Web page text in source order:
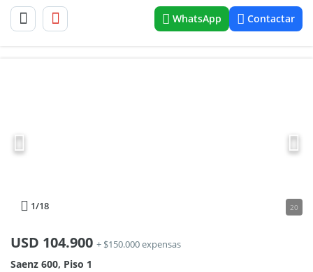
WhatsApp Contactar
1/18 20
USD 104.900 + $150.000 expensas
Saenz 600, Piso 1